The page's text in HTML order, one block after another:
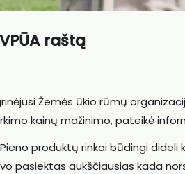
raštą
Žemės ūkio rūmų
kainų mažinimo, pateikė
produktų rinkai būdingi
pasiektas aukščiausias kada